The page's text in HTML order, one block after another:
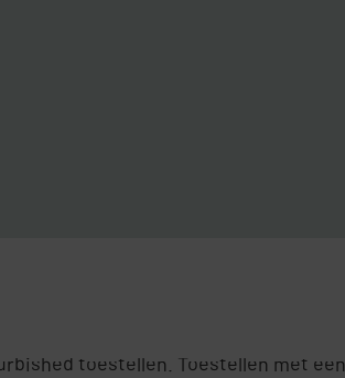
toestellen. Toestellen met een